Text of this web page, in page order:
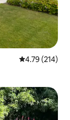
평점 4.79점(5
4.79 (214)